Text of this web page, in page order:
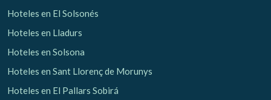
Hoteles en El Solsonés
Hoteles en Lladurs
Hoteles en Solsona
Hoteles en Sant Llorenç de Morunys
Hoteles en El Pallars Sobirá